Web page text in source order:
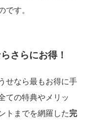
です。
さらにお得！
せなら最もお得に手
ての特典やメリッ
トまでを網羅した完